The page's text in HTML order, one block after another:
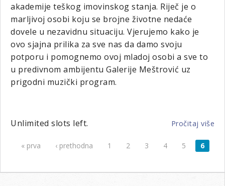
akademije teškog imovinskog stanja. Riječ je o
marljivoj osobi koju se brojne životne nedaće
dovele u nezavidnu situaciju. Vjerujemo kako je
ovo sjajna prilika za sve nas da damo svoju
potporu i pomognemo ovoj mladoj osobi a sve to
u predivnom ambijentu Galerije Meštrović uz
prigodni muzički program.
Unlimited slots left. Pročitaj više
Stranice
« prva ‹ prethodna 1 2 3 4 5 6